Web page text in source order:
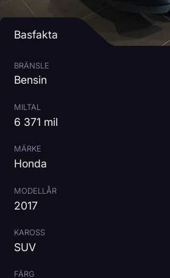
Basfakta
BRÄNSLE
Bensin
MILTAL
6 371 mil
MÄRKE
Honda
MODELLÅR
2017
KAROSS
SUV
FÄRG